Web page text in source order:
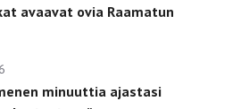
avaavat ovia Raamatun
minuuttia ajastasi